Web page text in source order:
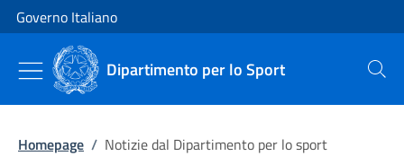
Vai al contenuto
Vai alla navigazione del sito
Governo Italiano
Dipartimento per lo Sport Cerca
Homepage / Notizie dal Dipartimento per lo sport